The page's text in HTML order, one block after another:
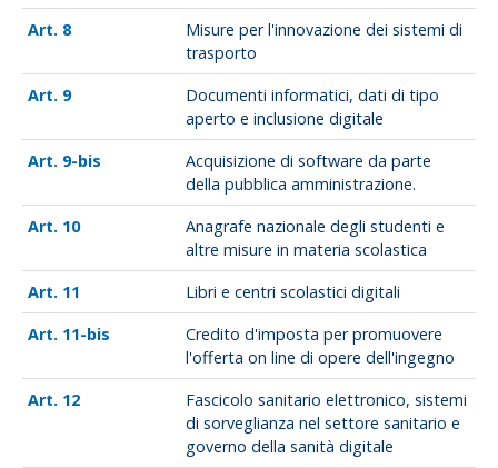
8
Misure per l'innovazione dei sistemi di
trasporto
9
Documenti informatici, dati di tipo
aperto e inclusione digitale
9-bis
Acquisizione di software da parte
della pubblica amministrazione.
10
Anagrafe nazionale degli studenti e
altre misure in materia scolastica
11
Libri e centri scolastici digitali
11-bis
Credito d'imposta per promuovere
l'offerta on line di opere dell'ingegno
12
Fascicolo sanitario elettronico, sistemi
di sorveglianza nel settore sanitario e
governo della sanità digitale